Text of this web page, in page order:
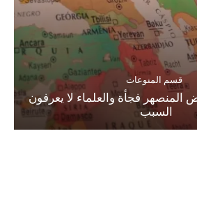
قسم المنوعات
المنصهر فجأة والعلماء لا يعرفون
السبب